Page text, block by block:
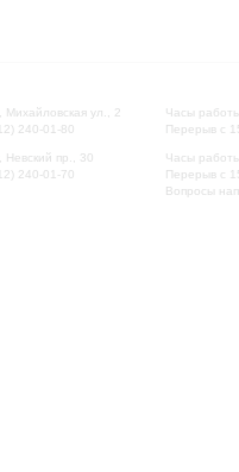
Михайловская ул., 2
240-01-80
Невский пр., 30
240-01-70
Часы
Перерыв с
Часы
Перерыв с
Вопросы